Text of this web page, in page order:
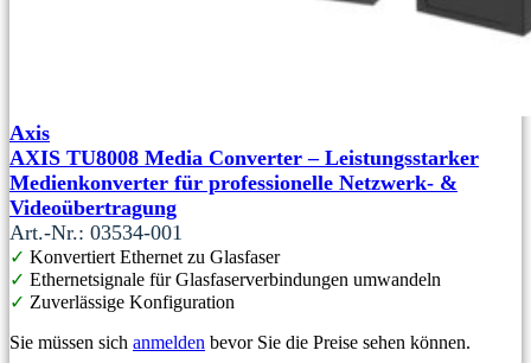
Axis
AXIS TU8008 Media Converter – Leistungsstarker
Medienkonverter für professionelle Netzwerk- &
Videoübertragung
Art.-Nr.: 03534-001
✓ Konvertiert Ethernet zu Glasfaser
✓ Ethernetsignale für Glasfaserverbindungen umwandeln
✓ Zuverlässige Konfiguration
Sie müssen sich anmelden bevor Sie die Preise sehen können.